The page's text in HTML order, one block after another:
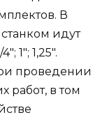
В
идут
1″; 1,25″.
проведении
работ, в том